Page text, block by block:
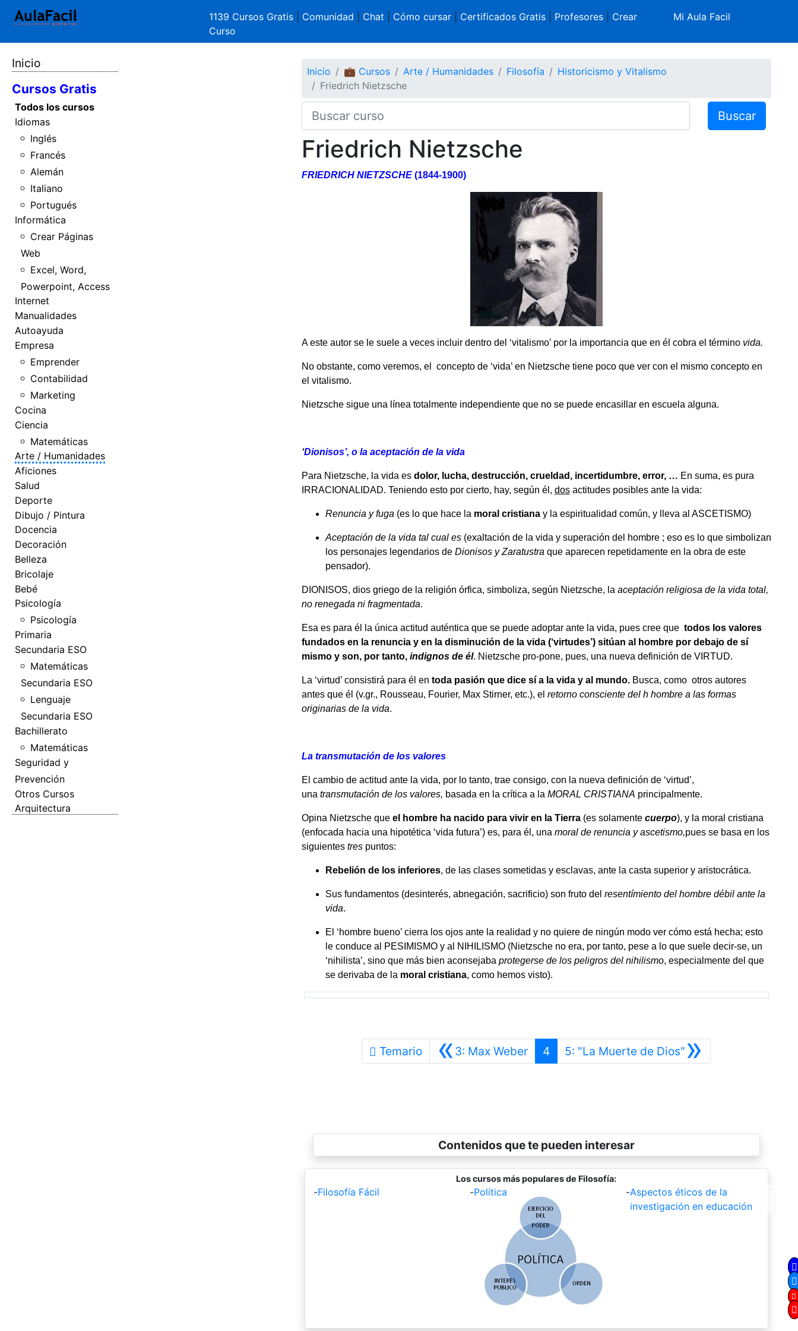
1139 Cursos Gratis Comunidad Chat Cómo cursar| Certificados Gratis| Profesores| Crear
Curso
Mi Aula Facil
Inicio
Cursos Gratis
Todos los cursos
Idiomas
Inglés
Francés
Alemán
Italiano
Portugués
Informática
Crear Páginas
Web
Excel, Word,
Powerpoint, Access
Internet
Manualidades
Autoayuda
Empresa
Emprender
Contabilidad
Marketing
Cocina
Ciencia
Matemáticas
Arte / Humanidades
Aficiones
Salud
Deporte
Dibujo / Pintura
Docencia
Decoración
Belleza
Bricolaje
Bebé
Psicología
Psicología
Primaria
Secundaria ESO
Matemáticas
Secundaria ESO
Lenguaje
Secundaria ESO
Bachillerato
Matemáticas
Seguridad y
Prevención
Otros Cursos
Arquitectura
Inicio 💼 Cursos Arte / Humanidades Filosofía
Historicismo y Vitalismo
Friedrich Nietzsche
Buscar
Friedrich Nietzsche
FRIEDRICH NIETZSCHE(1844-1900)
A este autor se le suele a veces incluir dentro del ‘vitalismo’ por la importancia que en él cobra el término vida.
No obstante, como veremos, el concepto de ‘vida’ en Nietzsche tiene poco que ver con el mismo concepto en
el vitalismo.
Nietzsche sigue una línea totalmente independiente que no se puede encasillar en escuela alguna.
‘Dionisos’, o la aceptación de la vida
Para Nietzsche, la vida es dolor, lucha, destrucción, crueldad, incertidumbre, error, … En suma, es pura
IRRACIONALIDAD. Teniendo esto por cierto, hay, según él, dosactitudes posibles ante la vida:
Renuncia y fuga (es lo que hace la moral cristianay la espiritualidad común, y lleva al ASCETISMO)
Aceptación de la vida tal cual es(exaltación de la vida y superación del hombre ; eso es lo que simbolizan
los personajes legendarios de Dionisos y Zaratustra que aparecen repetidamente en la obra de este
pensador).
DIONISOS, dios griego de la religión órfica, simboliza, según Nietzsche, la aceptación religiosa de la vida total,
no renegada ni fragmentada.
Esa es para él la única actitud auténtica que se puede adoptar ante la vida, pues cree que todos los valores
fundados en la renuncia y en la disminución de la vida (‘virtudes’) sitúan al hombre por debajo de sí
mismo y son, por tanto, indignos de él. Nietzsche pro-pone, pues, una nueva definición de VIRTUD.
La ‘virtud’ consistirá para él en toda pasión que dice sí a la vida y al mundo. Busca, como otros autores
antes que él (v.gr., Rousseau, Fourier, Max Stirner, etc.), el retorno consciente del h hombre a las formas
originarias de la vida.
La transmutación de los valores
El cambio de actitud ante la vida, por lo tanto, trae consigo, con la nueva definición de ‘virtud’,
una transmutación de los valores, basada en la crítica a la MORAL CRISTIANA principalmente.
Opina Nietzsche que el hombre ha nacido para vivir en la Tierra(es solamente cuerpo), y la moral cristiana
(enfocada hacia una hipotética ‘vida futura’) es, para él, una moral de renuncia y ascetismo,pues se basa en los
siguientes trespuntos:
Rebelión de los inferiores, de las clases sometidas y esclavas, ante la casta superior y aristocrática.
Sus fundamentos (desinterés, abnegación, sacrificio) son fruto del resentímiento del hombre débil ante la
vida.
El ‘hombre bueno’ cierra los ojos ante la realidad y no quiere de ningún modo ver cómo está hecha; esto
le conduce al PESIMISMO y al NIHILISMO (Nietzsche no era, por tanto, pese a lo que suele decir-se, un
‘nihilista’, sino que más bien aconsejaba protegerse de los peligros del nihilismo, especialmente del que
se derivaba de la moral cristiana, como hemos visto).
Temario «3: Max WeberAnterior
4 »
5: "La Muerte de Dios" Siguiente
Contenidos que te pueden interesar
Los cursos más populares de Filosofía:
-Filosofía Fácil -Política -Aspectos éticos de la
investigación en educación